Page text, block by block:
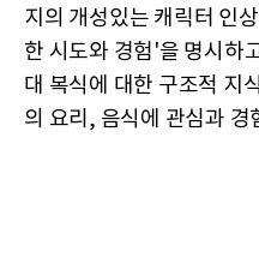
지의 개성있는 캐릭터 인
한 시도와 경험'을 명시하
대 복식에 대한 구조적 지
의 요리, 음식에 관심과 경